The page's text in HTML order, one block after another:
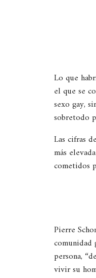
Lo que
el que se
sexo gay,
sobretodo
Las cifras
más
cometidos
Pierre
comunidad
persona,
vivir su